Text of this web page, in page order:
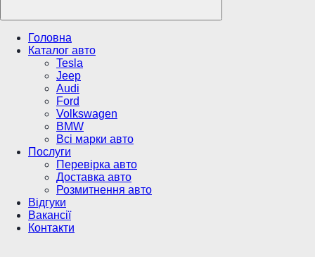
Головна
Каталог авто
Tesla
Jeep
Audi
Ford
Volkswagen
BMW
Всі марки авто
Послуги
Перевірка авто
Доставка авто
Розмитнення авто
Відгуки
Вакансії
Контакти